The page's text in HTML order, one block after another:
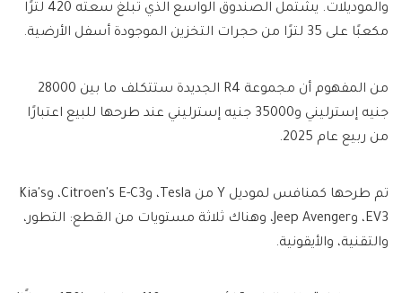
والموديلات. يشتمل الصندوق الواسع الذي تبلغ سعته 420 لترًا
مكعبًا على 35 لترًا من حجرات التخزين الموجودة أسفل الأرضية.
من المفهوم أن مجموعة R4 الجديدة ستتكلف ما بين 28000
جنيه إسترليني و35000 جنيه إسترليني عند طرحها للبيع اعتبارًا
من ربيع عام 2025.
تم طرحها كمنافس لموديل Y من Tesla، وCitroen's E-C3، وKia's
EV3، وJeep Avenger، وهناك ثلاثة مستويات من القطع: التطور،
والتقنية، والأيقونية.